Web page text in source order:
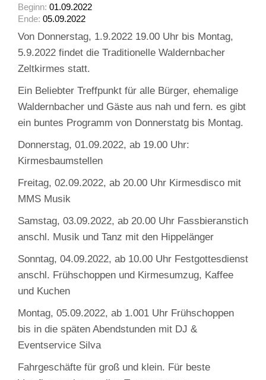
Beginn: 01.09.2022
Ende: 05.09.2022
Von Donnerstag, 1.9.2022 19.00 Uhr bis Montag,
5.9.2022 findet die Traditionelle Waldernbacher
Zeltkirmes statt.
Ein Beliebter Treffpunkt für alle Bürger, ehemalige
Waldernbacher und Gäste aus nah und fern. es gibt
ein buntes Programm von Donnerstatg bis Montag.
Donnerstag, 01.09.2022, ab 19.00 Uhr:
Kirmesbaumstellen
Freitag, 02.09.2022, ab 20.00 Uhr Kirmesdisco mit
MMS Musik
Samstag, 03.09.2022, ab 20.00 Uhr Fassbieranstich
anschl. Musik und Tanz mit den Hippelänger
Sonntag, 04.09.2022, ab 10.00 Uhr Festgottesdienst
anschl. Frühschoppen und Kirmesumzug, Kaffee
und Kuchen
Montag, 05.09.2022, ab 1.001 Uhr Frühschoppen
bis in die späten Abendstunden mit DJ &
Eventservice Silva
Fahrgeschäfte für groß und klein. Für beste